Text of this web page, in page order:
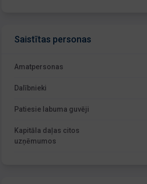
Saistītas personas
Amatpersonas
Dalībnieki
Patiesie labuma guvēji
Kapitāla daļas citos
uzņēmumos